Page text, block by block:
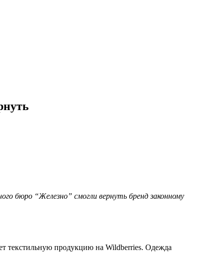
бюро “Железно” смогли вернуть бренд законному
текстильную продукцию на Wildberries. Одежда